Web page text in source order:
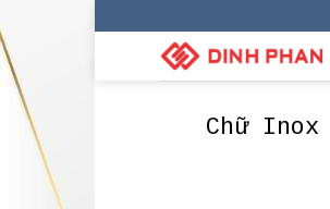
Chữ Inox